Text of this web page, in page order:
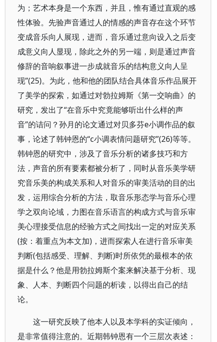
为；艺术本身是一个东西，并且，惟有通过直观的感
性体验。先验声音通过人的情感的声音存在这个环节
变成音乐向人展现，进而，音乐通过意向设入之后变
成意义向人显现，除此之外的另一端，则是通过声音
修辞的音响叙事进一步成就音乐的结构意义向人呈
现”(25)。为此，他和他的团队结合具体音乐作品展开
了美学的探索，如通过对勃拉姆斯《第一交响曲》的
研究，发出了“在音乐中究竟能够听出什么样的声
音”的诘问？孙月的论文通过对贝多芬e小调作品的叙
事，论述了韩钟恩的“c小调表情问题研究”(26)等等。
韩钟恩的研究中，涉及了音乐分析的诸多技巧和方
法，声音的所有要素都被分析了，同时从音乐美学研
究音乐美的构成关系和人对音乐的审美活动的目的出
发，运用综合分析的方法，取音乐形态学与音乐心理
学之双向论域，力图在音乐语言的构成方式与音乐审
美心理接受信息的经验方式之间找出一定的对应关系
(按：着重点为本文加)，进而探索人在进行音乐审美
判断(包括感受、理解、判断)时所依凭的最根本的依
据是什么？他是用勃拉姆斯个案来解决基于分析、现
象、人本、判断四个问题的析读，以得出自己的结
论。
这一研究反映了他本人以及本学科的实证倾向，
是非常值得注意的。近期韩钟恩有一个三层次表述：